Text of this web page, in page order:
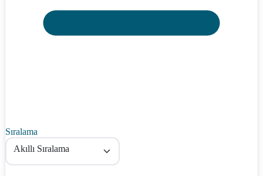
Sıralama
Akıllı Sıralama